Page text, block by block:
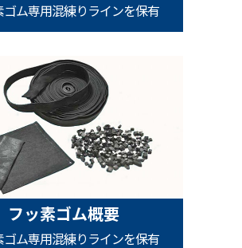
ゴム専用混練りラインを保有
フッ素ゴム概要
ゴム専用混練りラインを保有